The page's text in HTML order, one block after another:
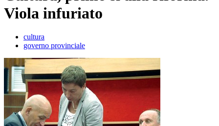
Viola infuriato
cultura
governo provinciale